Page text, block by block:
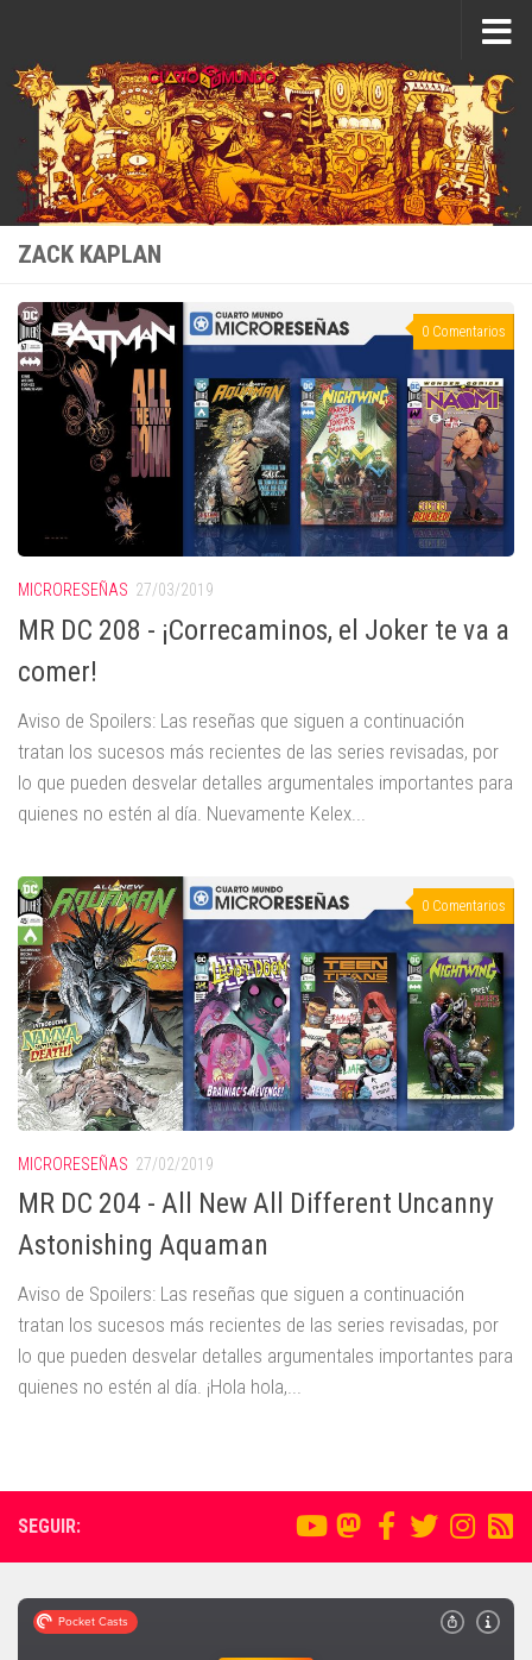
ZACK KAPLAN
0 Comentarios
MICRORESEÑAS 27/03/2019
MR DC 208 - ¡Correcaminos, el Joker te va a
comer!
Aviso de Spoilers: Las reseñas que siguen a continuación
tratan los sucesos más recientes de las series revisadas, por
lo que pueden desvelar detalles argumentales importantes para
quienes no estén al día. Nuevamente Kelex...
0 Comentarios
MICRORESEÑAS 27/02/2019
MR DC 204 - All New All Different Uncanny
Astonishing Aquaman
Aviso de Spoilers: Las reseñas que siguen a continuación
tratan los sucesos más recientes de las series revisadas, por
lo que pueden desvelar detalles argumentales importantes para
quienes no estén al día. ¡Hola hola,...
SEGUIR: